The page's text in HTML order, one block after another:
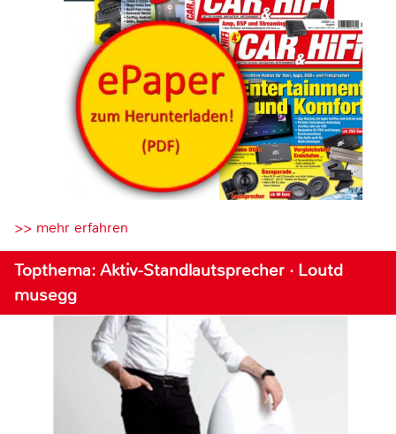
>> mehr erfahren
Topthema: Aktiv-Standlautsprecher · Loutd
musegg